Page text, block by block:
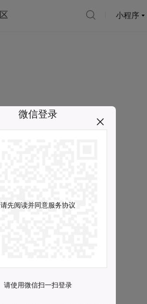
小程序
微信登录
请先阅读并同意服务协议
请使用微信扫一扫登录